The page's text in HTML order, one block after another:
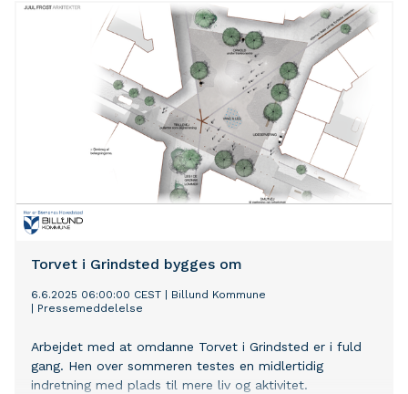
kreativitet, leg, oplevelser og læring.
Torvet i Grindsted bygges om
6.6.2025 06:00:00 CEST
Billund Kommune
Pressemeddelelse
Arbejdet med at omdanne Torvet i Grindsted er i fuld
gang. Hen over sommeren testes en midlertidig
indretning med plads til mere liv og aktivitet.